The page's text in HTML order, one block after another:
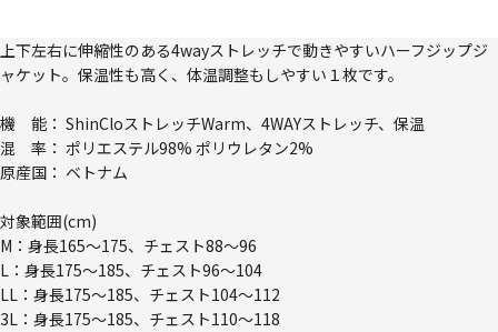
上下左右に伸縮性のある4wayストレッチで動きやすいハーフジップジ
ャケット。保温性も高く、体温調整もしやすい１枚です。
機 能： ShinCloストレッチWarm、4WAYストレッチ、保温
混 率： ポリエステル98% ポリウレタン2%
原産国： ベトナム
対象範囲(cm)
M：身長165～175、チェスト88～96
L：身長175～185、チェスト96～104
LL：身長175～185、チェスト104～112
3L：身長175～185、チェスト110～118